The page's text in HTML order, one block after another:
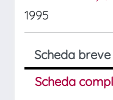
1995
Scheda breve
Scheda